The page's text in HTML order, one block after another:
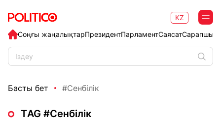
Соңғы жаңалықтарПрезидентПарламентСаясат
KZ
Басты бет #Сенбілік
ТAG #Сенбілік